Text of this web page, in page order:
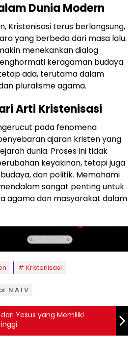
Dunia Modern
Kristenisasi terus berlangsung,
yang berbeda dari masa lalu.
menekankan dialog
keragaman budaya.
ada, terutama dalam
pluralisme agama.
Arti Kristenisasi
pada fenomena
ajaran kristen yang
dunia. Proses ini tidak
keyakinan, tetapi juga
dan politik. Memahami
sangat penting untuk
agama dan masyarakat dalam
Kristenisasi
N A I V
Yesus yang Memiliki